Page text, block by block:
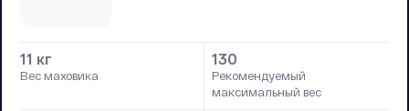
11 кг
Вес маховика
130
Рекомендуемый
максимальный вес